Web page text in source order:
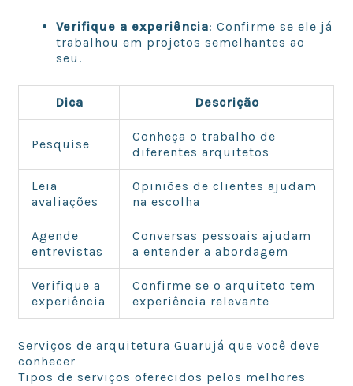
Verifique a experiência: Confirme se ele já
trabalhou em projetos semelhantes ao
seu.
Dica Descrição
Pesquise
Conheça o trabalho de
diferentes arquitetos
Leia
avaliações
Opiniões de clientes ajudam
na escolha
Agende
entrevistas
Conversas pessoais ajudam
a entender a abordagem
Verifique a
experiência
Confirme se o arquiteto tem
experiência relevante
Serviços de arquitetura Guarujá que você deve
conhecer
Tipos de serviços oferecidos pelos melhores